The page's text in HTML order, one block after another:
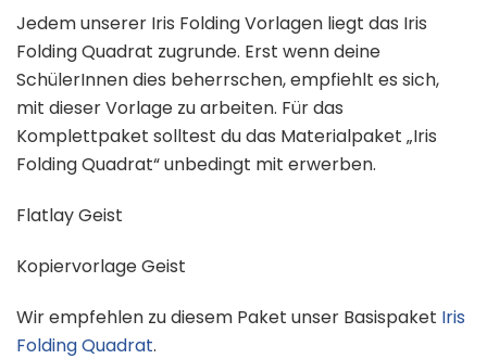
Jedem unserer Iris Folding Vorlagen liegt das Iris
Folding Quadrat zugrunde. Erst wenn deine
SchülerInnen dies beherrschen, empfiehlt es sich,
mit dieser Vorlage zu arbeiten. Für das
Komplettpaket solltest du das Materialpaket „Iris
Folding Quadrat“ unbedingt mit erwerben.
Flatlay Geist
Kopiervorlage Geist
Wir empfehlen zu diesem Paket unser Basispaket Iris
Folding Quadrat.